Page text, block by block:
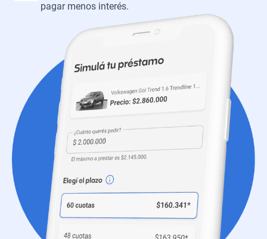
pagar menos interés.